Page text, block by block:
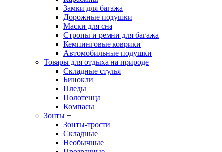
Замки для багажа
Дорожные подушки
Маски для сна
Стропы и ремни для багажа
Кемпинговые коврики
Автомобильные подушки
Товары для отдыха на природе +
Складные стулья
Бинокли
Пледы
Полотенца
Компасы
Зонты +
Зонты-трости
Складные
Необычные